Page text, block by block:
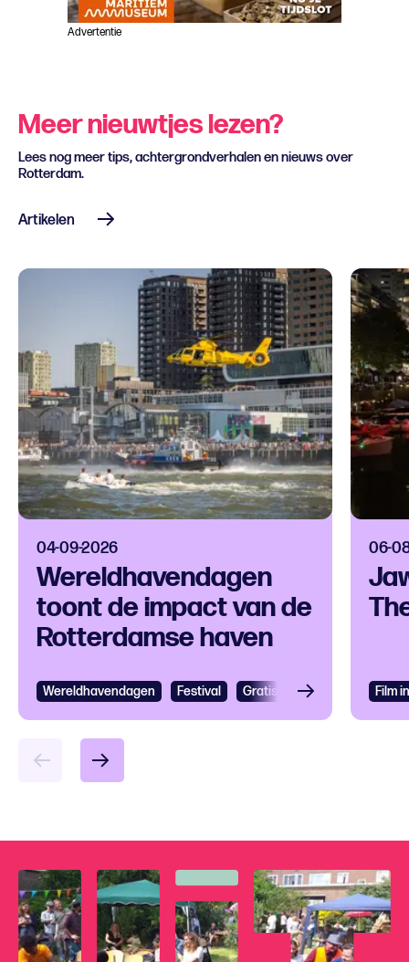
Advertentie
Meer nieuwtjes lezen?
Lees nog meer tips, achtergrondverhalen en nieuws over
Rotterdam.
Artikelen
04-09-2026
Wereldhavendagen
toont de impact van de
Rotterdamse haven
Wereldhavendagen Festival Gratis Festival
06-
Film
Bekijken